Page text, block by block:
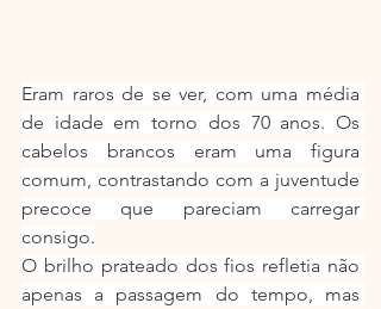
Eram raros de se ver, com uma média
de idade em torno dos 70 anos. Os
cabelos brancos eram uma figura
comum, contrastando com a juventude
precoce que pareciam carregar
consigo.
O brilho prateado dos fios refletia não
apenas a passagem do tempo, mas